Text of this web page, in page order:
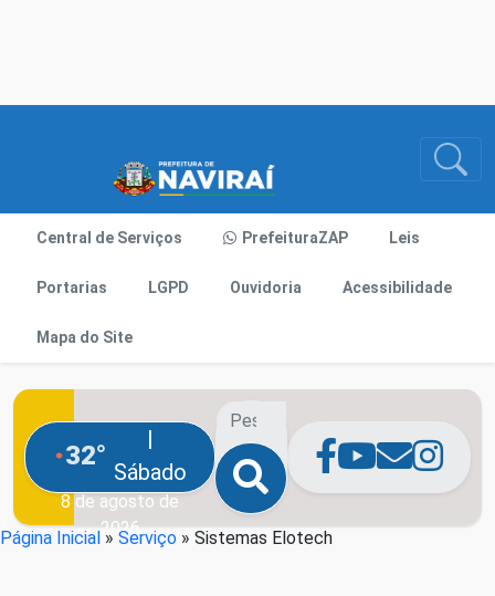
Central de Serviços PrefeituraZAP Leis
Portarias LGPD Ouvidoria Acessibilidade
Mapa do Site
32°
|
Sábado
8 de agosto de
2026
Página Inicial » Serviço » Sistemas Elotech